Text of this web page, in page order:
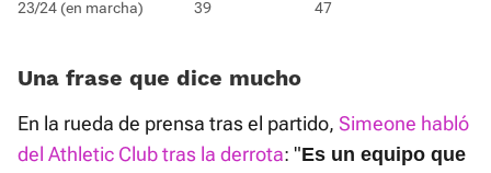
23/24 (en marcha) 39 47
Una frase que dice mucho
En la rueda de prensa tras el partido, Simeone habló
del Athletic Club tras la derrota: "Es un equipo que